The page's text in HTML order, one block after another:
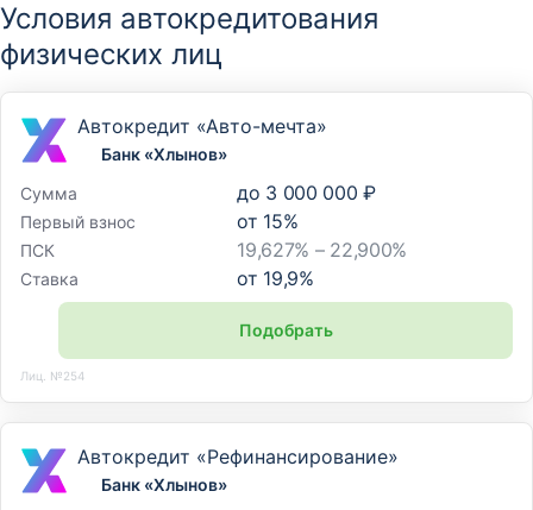
Условия автокредитования
физических лиц
Автокредит «Авто-мечта»
Банк «Хлынов»
Сумма
до 3 000 000 ₽
Первый взнос от 15%
ПСК 19,627% – 22,900%
Ставка от 19,9%
Подобрать
Лиц. №254
Автокредит «Рефинансирование»
Банк «Хлынов»